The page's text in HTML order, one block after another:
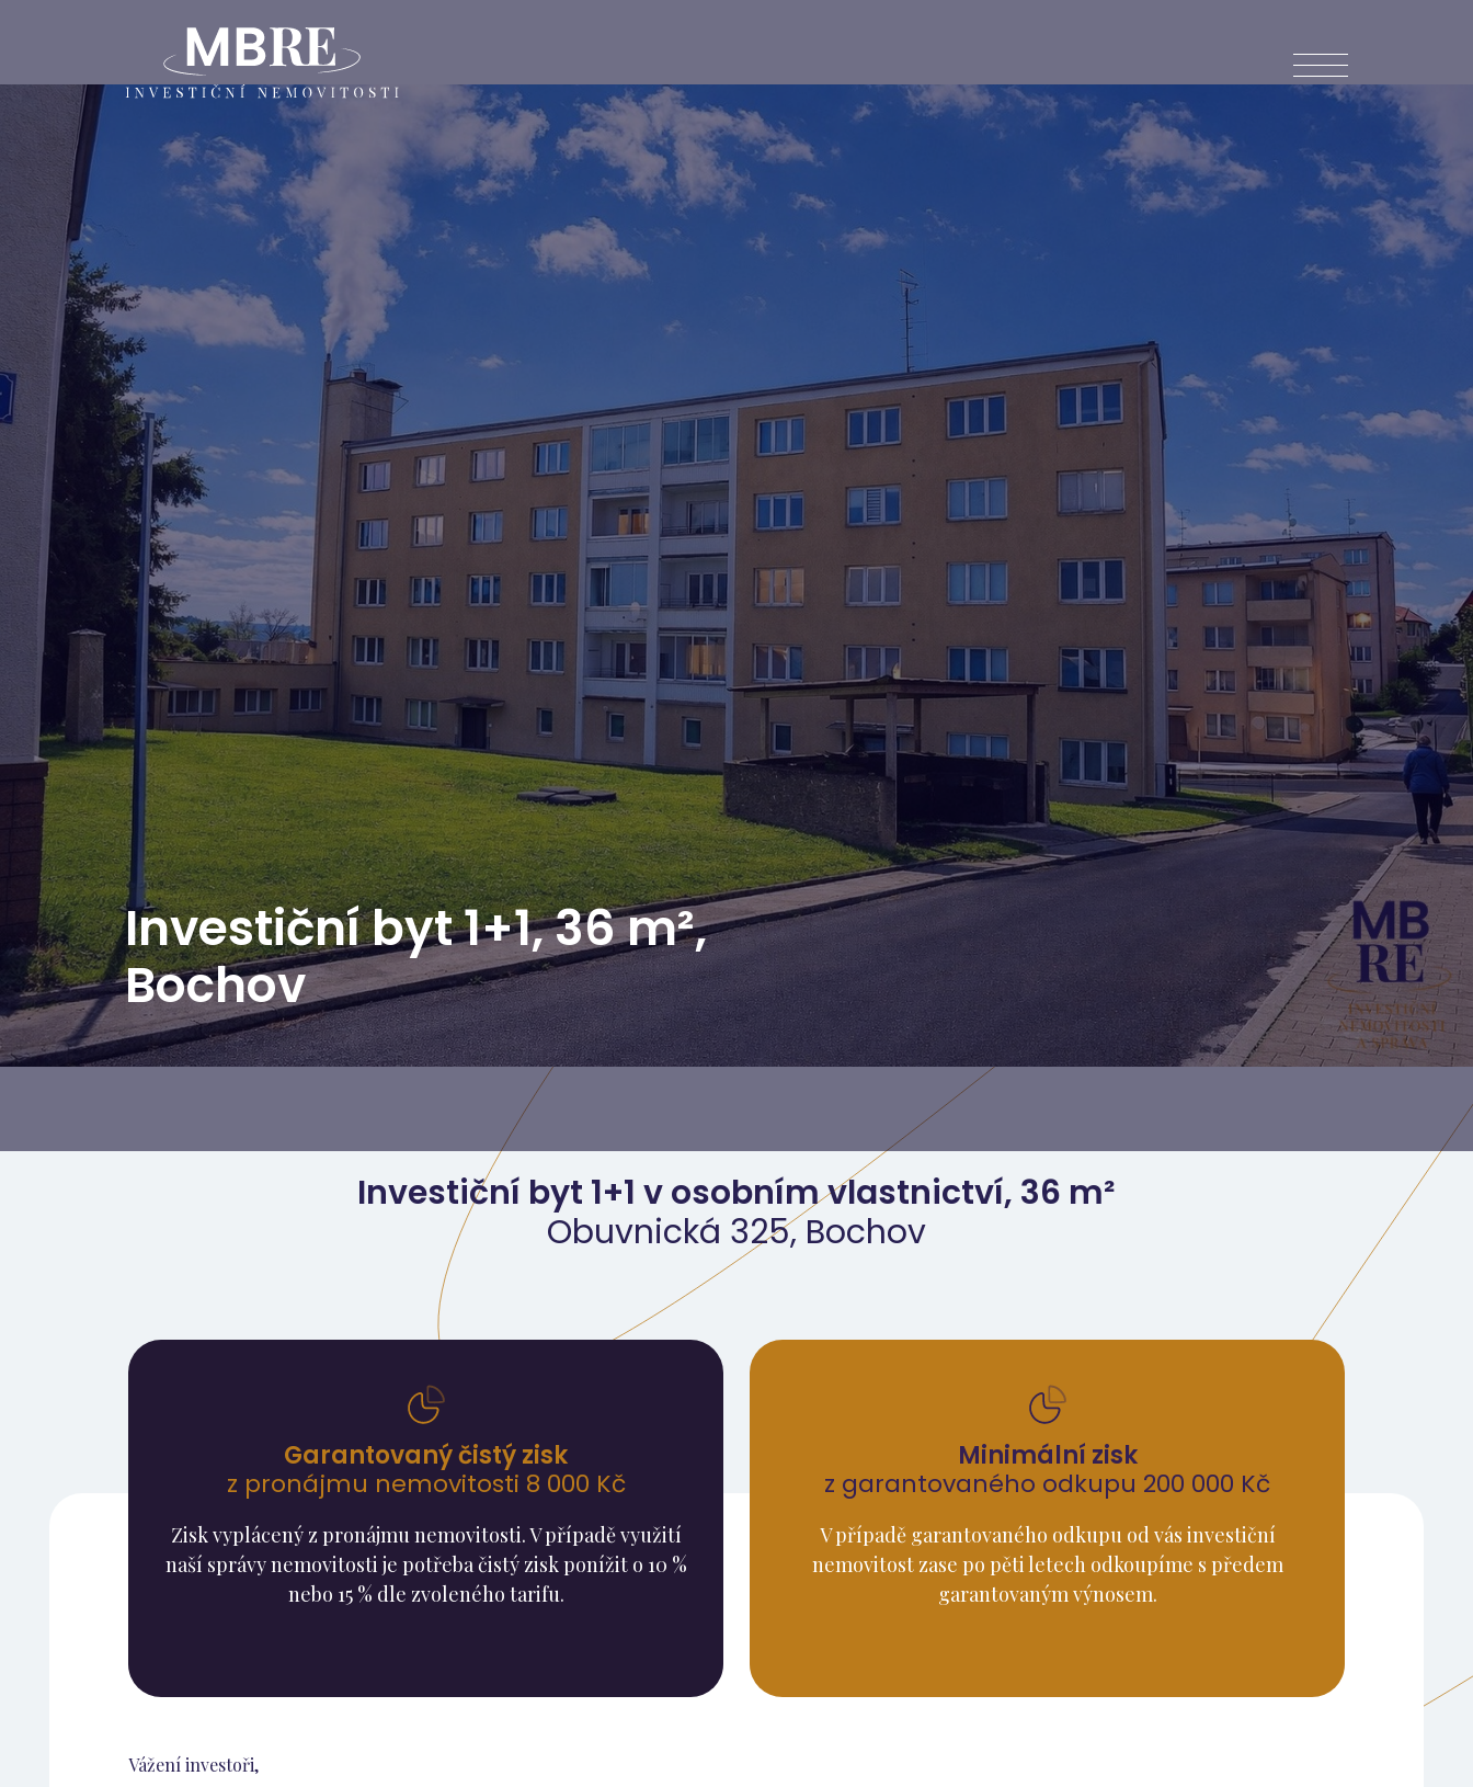
Investiční byt 1+1, 36 m²,
Bochov
Investiční byt 1+1 v osobním vlastnictví, 36 m²
Obuvnická 325, Bochov
Garantovaný čistý zisk
z pronájmu nemovitosti 8 000 Kč
Zisk vyplácený z pronájmu nemovitosti. V případě využití
naší správy nemovitosti je potřeba čistý zisk ponížit o 10 %
nebo 15 % dle zvoleného tarifu.
Minimální zisk
z garantovaného odkupu 200 000 Kč
V případě garantovaného odkupu od vás investiční
nemovitost zase po pěti letech odkoupíme s předem
garantovaným výnosem.
Vážení investoři,